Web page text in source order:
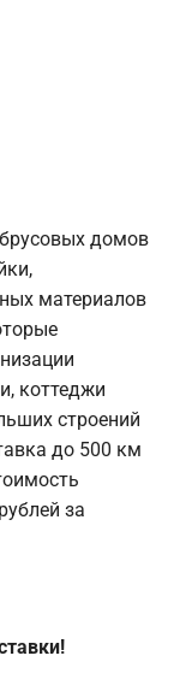
домов
материалов
коттеджи
строений
до 500 км
за